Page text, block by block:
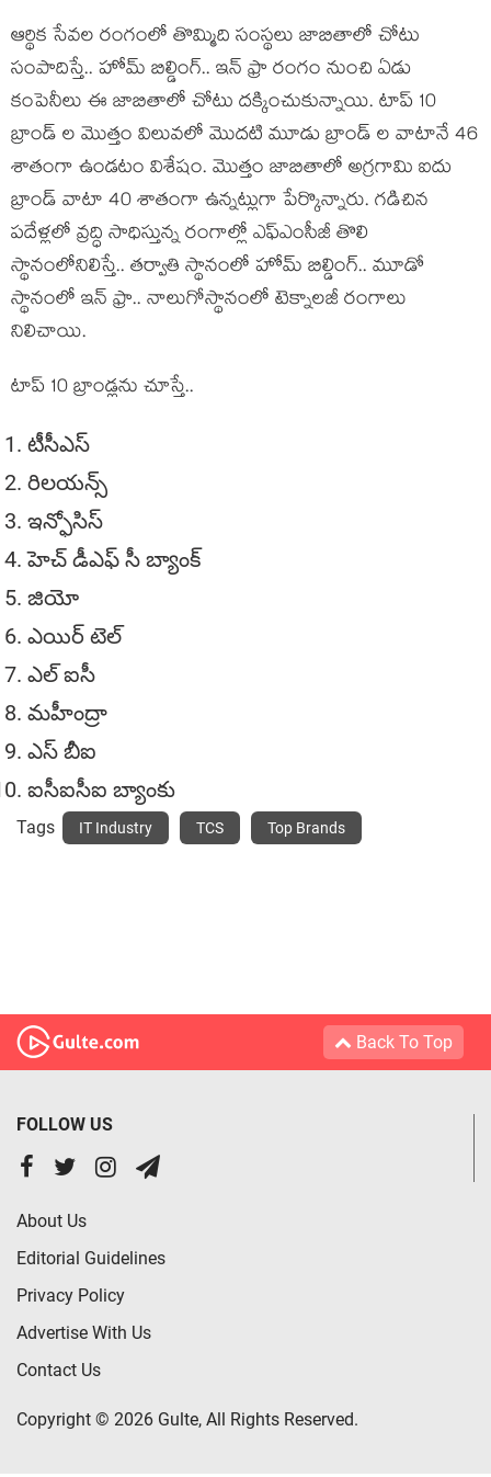
ఆర్థిక సేవల రంగంలో తొమ్మిది సంస్థలు జాబితాలో చోటు
సంపాదిస్తే.. హోమ్ బిల్డింగ్.. ఇన్ ఫ్రా రంగం నుంచి ఏడు
కంపెనీలు ఈ జాబితాలో చోటు దక్కించుకున్నాయి. టాప్ 10
బ్రాండ్ ల మొత్తం విలువలో మొదటి మూడు బ్రాండ్ ల వాటానే 46
శాతంగా ఉండటం విశేషం. మొత్తం జాబితాలో అగ్రగామి ఐదు
బ్రాండ్ వాటా 40 శాతంగా ఉన్నట్లుగా పేర్కొన్నారు. గడిచిన
పదేళ్లలో వ్రద్ధి సాధిస్తున్న రంగాల్లో ఎఫ్ఎంసీజీ తొలి
స్థానంలోనిలిస్తే.. తర్వాతి స్థానంలో హోమ్ బిల్డింగ్.. మూడో
స్థానంలో ఇన్ ఫ్రా.. నాలుగోస్థానంలో టెక్నాలజీ రంగాలు
నిలిచాయి.
టాప్ 10 బ్రాండ్లను చూస్తే..
టీసీఎస్
రిలయన్స్
ఇన్ఫోసిస్
హెచ్ డీఎఫ్ సీ బ్యాంక్
జియో
ఎయిర్ టెల్
ఎల్ ఐసీ
మహీంద్రా
ఎస్ బీఐ
ఐసీఐసీఐ బ్యాంకు
Tags IT Industry TCS Top Brands
Back To Top
FOLLOW US
About Us
Editorial Guidelines
Privacy Policy
Advertise With Us
Contact Us
Copyright © 2026 Gulte, All Rights Reserved.